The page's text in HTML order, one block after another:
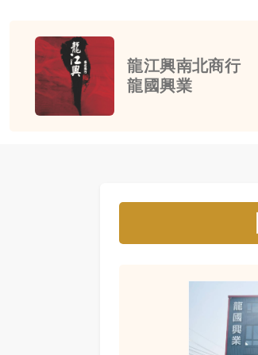
龍江興南北商行
龍國興業